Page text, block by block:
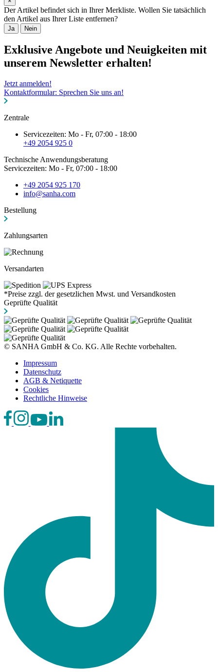
Der Artikel befindet sich in Ihrer Merkliste. Wollen Sie tatsächlich
den Artikel aus Ihrer Liste entfernen?
Ja Nein
Exklusive Angebote und Neuigkeiten mit
unserem Newsletter erhalten!
Jetzt anmelden!
Kontaktformular: Sprechen Sie uns an!
Zentrale
Servicezeiten: Mo - Fr, 07:00 - 18:00
+49 2054 925 0
Technische Anwendungsberatung
Servicezeiten: Mo - Fr, 07:00 - 18:00
+49 2054 925 170
info@sanha.com
Bestellung
Zahlungsarten
Versandarten
*Preise zzgl. der gesetzlichen Mwst. und Versandkosten
Geprüfte Qualität
© SANHA GmbH & Co. KG. Alle Rechte vorbehalten.
Impressum
Datenschutz
AGB & Netiquette
Cookies
Rechtliche Hinweise